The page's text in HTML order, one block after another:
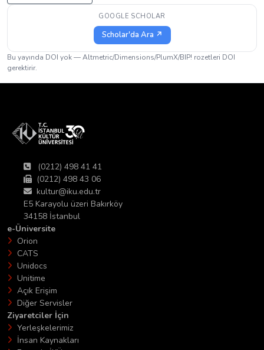
GOOGLE SCHOLAR
Scholar'da Ara ↗
Bu yayında DOI yok — Altmetric/Dimensions/PlumX/BIP! rozetleri DOI
gerektirir.
(0212) 498 41 41
(0212) 498 43 06
kultur@iku.edu.tr
E5 Karayolu üzeri Bakırköy
34158 İstanbul
e-Üniversite
Orion
CATS
Unidocs
Unitime
Açık Erişim
Diğer Servisler
Ziyaretciler İçin
Yerleşkelerimiz
İnsan Kaynakları